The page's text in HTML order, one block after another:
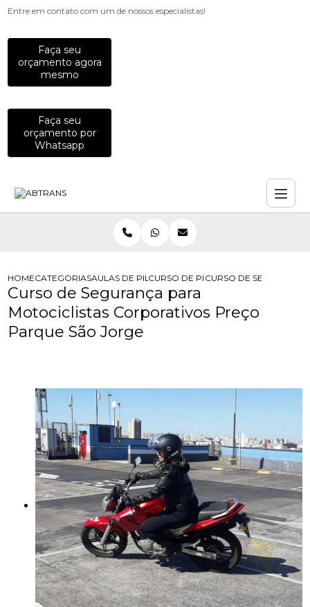
Entre em contato com um de nossos especialistas!
Faça seu
orçamento agora
mesmo
Faça seu
orçamento por
Whatsapp
HOMECATEGORIASAULAS DE PILOTAGEM PARA EMPRESAS
CURSO DE PILOTAGEM DE MOTO
CURSO DE
Curso de Segurança para
Motociclistas Corporativos Preço
Parque São Jorge